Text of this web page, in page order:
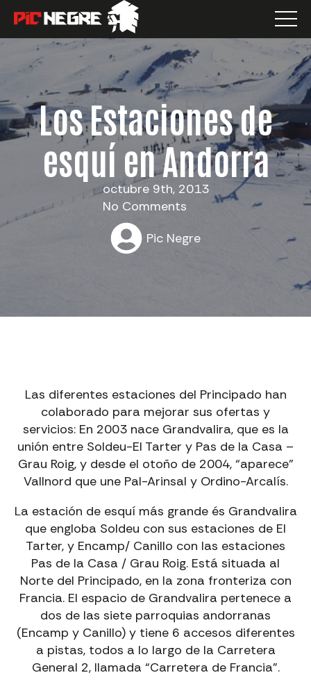
Los Estaciones de
esquí en Andorra
octubre 9th, 2013
No Comments
Pic Negre
Las diferentes estaciones del Principado han
colaborado para mejorar sus ofertas y
servicios: En 2003 nace Grandvalira, que es la
unión entre Soldeu-El Tarter y Pas de la Casa –
Grau Roig, y desde el otoño de 2004, “aparece”
Vallnord que une Pal-Arinsal y Ordino-Arcalís.
La estación de esquí más grande és Grandvalira
que engloba Soldeu con sus estaciones de El
Tarter, y Encamp/ Canillo con las estaciones
Pas de la Casa / Grau Roig. Está situada al
Norte del Principado, en la zona fronteriza con
Francia. El espacio de Grandvalira pertenece a
dos de las siete parroquias andorranas
(Encamp y Canillo) y tiene 6 accesos diferentes
a pistas, todos a lo largo de la Carretera
General 2, llamada “Carretera de Francia”.